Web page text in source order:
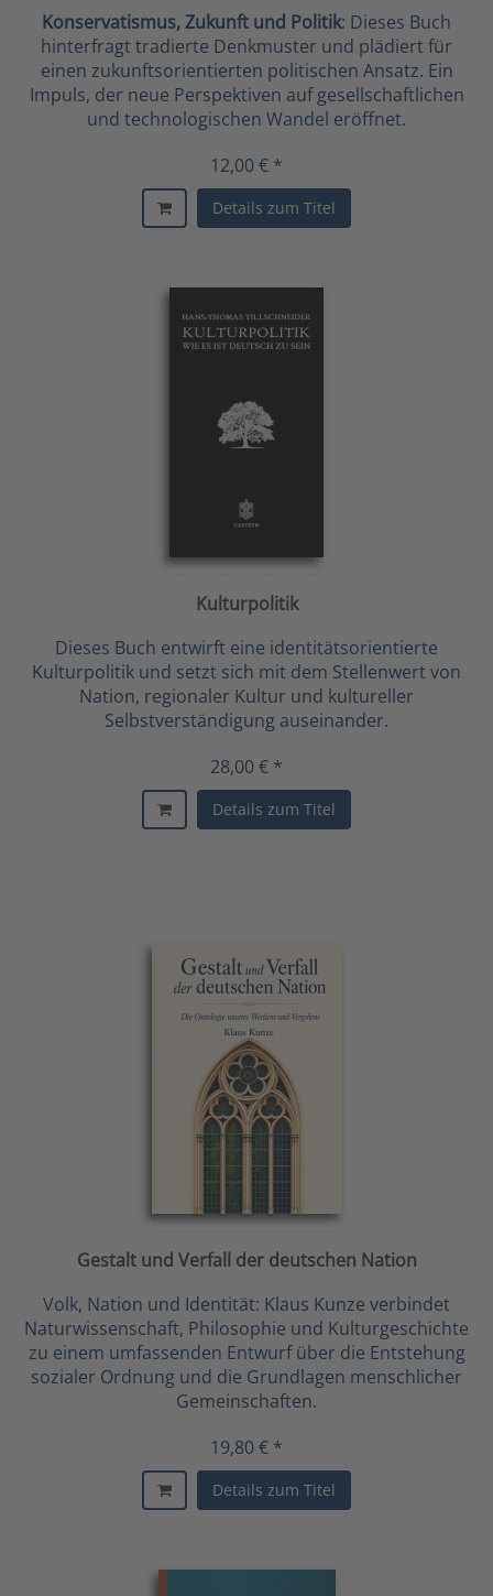
Konservatismus, Zukunft und Politik: Dieses Buch
hinterfragt tradierte Denkmuster und plädiert für
einen zukunftsorientierten politischen Ansatz. Ein
Impuls, der neue Perspektiven auf gesellschaftlichen
und technologischen Wandel eröffnet.
12,00 € *
Details zum Titel
Kulturpolitik
Dieses Buch entwirft eine identitätsorientierte
Kulturpolitik und setzt sich mit dem Stellenwert von
Nation, regionaler Kultur und kultureller
Selbstverständigung auseinander.
28,00 € *
Details zum Titel
Gestalt und Verfall der deutschen Nation
Volk, Nation und Identität: Klaus Kunze verbindet
Naturwissenschaft, Philosophie und Kulturgeschichte
zu einem umfassenden Entwurf über die Entstehung
sozialer Ordnung und die Grundlagen menschlicher
Gemeinschaften.
19,80 € *
Details zum Titel